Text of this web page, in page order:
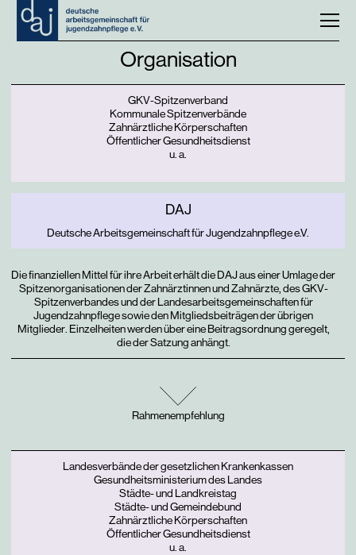
Organisation
GKV-Spitzenverband
Kommunale Spitzenverbände
Zahnärztliche Körperschaften
Öffentlicher Gesundheitsdienst
u. a.
DAJ
Deutsche Arbeitsgemeinschaft für Jugendzahnpflege e.V.
Die finanziellen Mittel für ihre Arbeit erhält die DAJ aus einer Umlage der
Spitzenorganisationen der Zahnärztinnen und Zahnärzte, des GKV-
Spitzenverbandes und der Landesarbeitsgemeinschaften für
Jugendzahnpflege sowie den Mitgliedsbeiträgen der übrigen
Mitglieder. Einzelheiten werden über eine Beitragsordnung geregelt,
die der Satzung anhängt.
Rahmenempfehlung
Landesverbände der gesetzlichen Krankenkassen
Gesundheitsministerium des Landes
Städte- und Landkreistag
Städte- und Gemeindebund
Zahnärztliche Körperschaften
Öffentlicher Gesundheitsdienst
u. a.